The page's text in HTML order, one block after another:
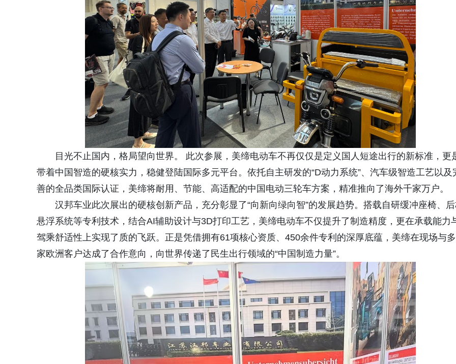
目光不止国内，格局望向世界。 此次参展，美缔电动车不再仅仅是定义国人短途出行的新标准，更
带着中国智造的硬核实力，稳健登陆国际多元平台。依托自主研发的“D动力系统”、汽车级智造工艺以及
善的全品类国际认证，美缔将耐用、节能、高适配的中国电动三轮车方案，精准推向了海外千家万户。
汉邦车业此次展出的硬核创新产品，充分彰显了“向新向绿向智”的发展趋势。搭载自研缓冲座椅、
悬浮系统等专利技术，结合AI辅助设计与3D打印工艺，美缔电动车不仅提升了制造精度，更在承载能力
驾乘舒适性上实现了质的飞跃。正是凭借拥有61项核心资质、450余件专利的深厚底蕴，美缔在现场与多
家欧洲客户达成了合作意向，向世界传递了民生出行领域的“中国制造力量”。